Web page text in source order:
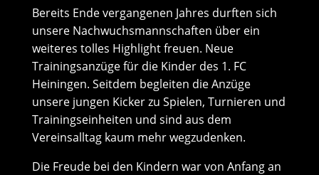
Bereits Ende vergangenen Jahres durften sich
unsere Nachwuchsmannschaften über ein
weiteres tolles Highlight freuen. Neue
Trainingsanzüge für die Kinder des 1. FC
Heiningen. Seitdem begleiten die Anzüge
unsere jungen Kicker zu Spielen, Turnieren und
Trainingseinheiten und sind aus dem
Vereinsalltag kaum mehr wegzudenken.
Die Freude bei den Kindern war von Anfang an